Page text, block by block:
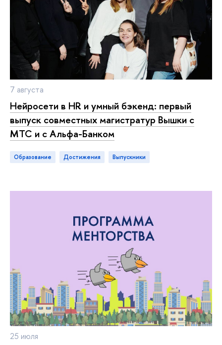
7 августа
Нейросети в HR и умный бэкенд: первый
выпуск совместных магистратур Вышки с
МТС и с Альфа-Банком
Образование достижения выпускники
25 июля